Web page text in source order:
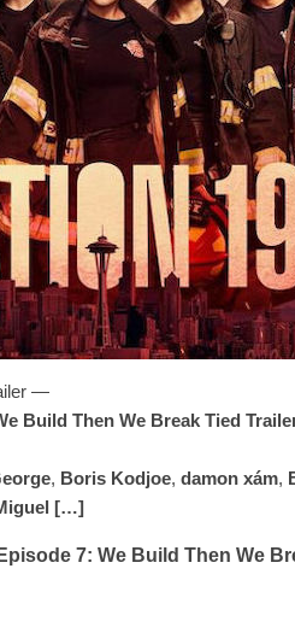
—
Build Then We Break Tied
, Boris Kodjoe, damon xám,
[…]
7: We Build Then We